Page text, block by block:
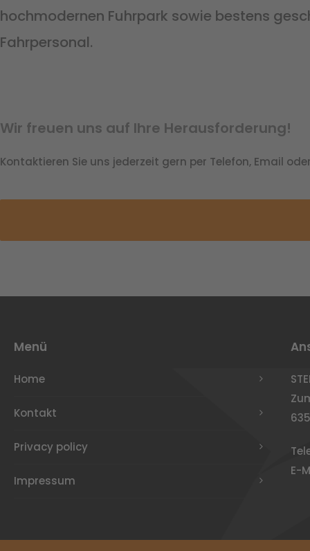
hochmodernen Fuhrpark sowie bestens
Fahrpersonal.
Wir freuen uns auf Ihre Herausforderung!
Kontaktieren Sie uns jederzeit gern per Telefon, Email
Menü
Home
Kontakt
Privacy policy
Impressum
E-